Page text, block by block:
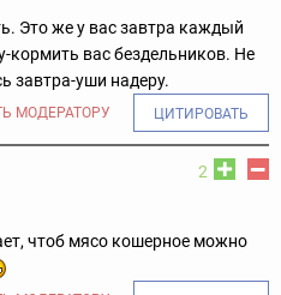
Это же у вас завтра каждый
кормить вас бездельников. Не
завтра-уши надеру.
МОДЕРАТОРУ ЦИТИРОВАТЬ
2
чтоб мясо кошерное можно